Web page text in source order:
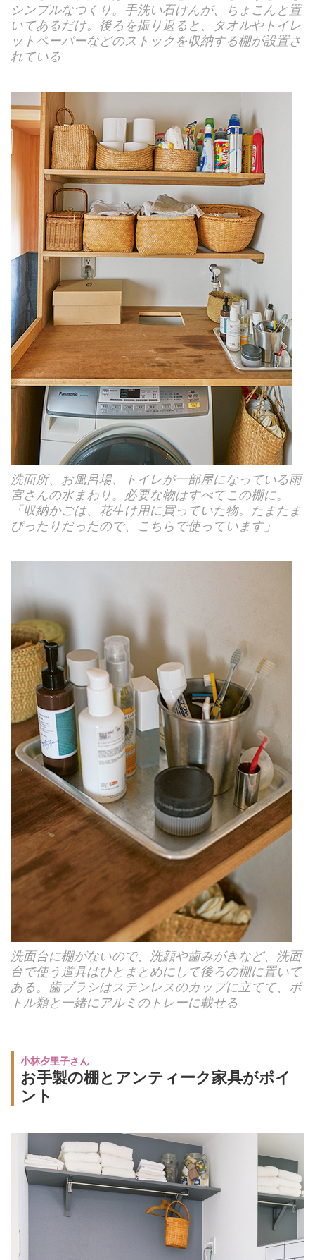
シンプルなつくり。手洗い石けんが、ちょこんと置
いてあるだけ。後ろを振り返ると、タオルやトイレ
ットペーパーなどのストックを収納する棚が設置さ
れている
洗面所、お風呂場、トイレが一部屋になっている雨
宮さんの水まわり。必要な物はすべてこの棚に。
「収納かごは、花生け用に買っていた物。たまたま
ぴったりだったので、こちらで使っています」
洗面台に棚がないので、洗顔や歯みがきなど、洗面
台で使う道具はひとまとめにして後ろの棚に置いて
ある。歯ブラシはステンレスのカップに立てて、ボ
トル類と一緒にアルミのトレーに載せる
小林夕里子さん
お手製の棚とアンティーク家具がポイ
ント